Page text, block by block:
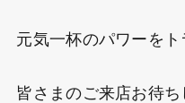
元気一杯のパワーをト
皆さまのご来店お待ち